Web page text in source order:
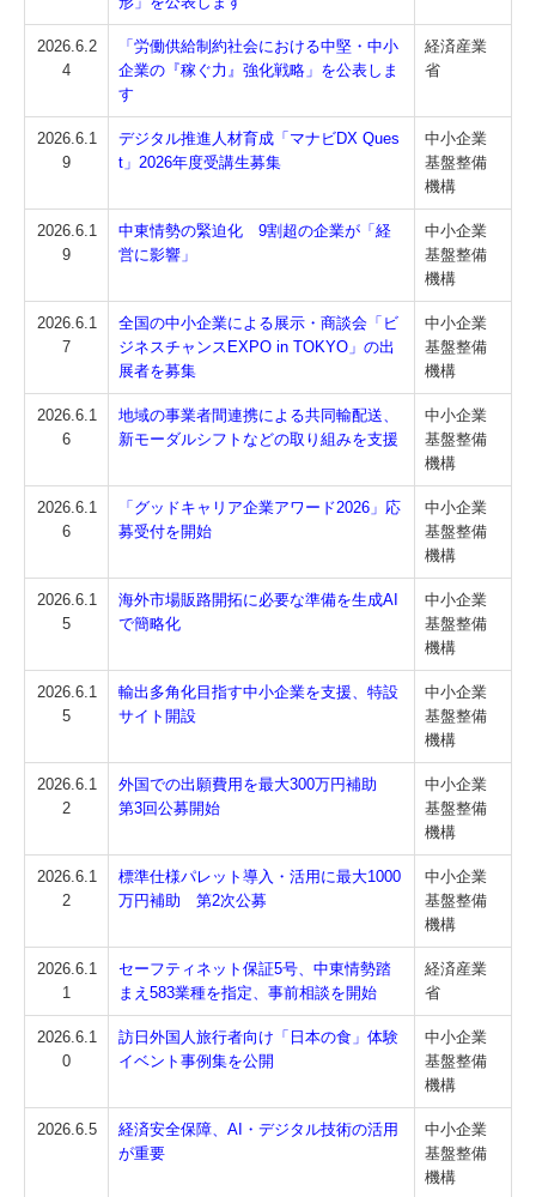
2026.6.2
4
「労働供給制約社会における中堅・中小
企業の『稼ぐ力』強化戦略」を公表しま
す
経済産業
省
2026.6.1
9
デジタル推進人材育成「マナビDX Ques
t」2026年度受講生募集
中小企業
基盤整備
機構
2026.6.1
9
中東情勢の緊迫化 9割超の企業が「経
営に影響」
中小企業
基盤整備
機構
2026.6.1
7
全国の中小企業による展示・商談会「ビ
ジネスチャンスEXPO in TOKYO」の出
展者を募集
中小企業
基盤整備
機構
2026.6.1
6
地域の事業者間連携による共同輸配送、
新モーダルシフトなどの取り組みを支援
中小企業
基盤整備
機構
2026.6.1
6
「グッドキャリア企業アワード2026」応
募受付を開始
中小企業
基盤整備
機構
2026.6.1
5
海外市場販路開拓に必要な準備を生成AI
で簡略化
中小企業
基盤整備
機構
2026.6.1
5
輸出多角化目指す中小企業を支援、特設
サイト開設
中小企業
基盤整備
機構
2026.6.1
2
外国での出願費用を最大300万円補助
第3回公募開始
中小企業
基盤整備
機構
2026.6.1
2
標準仕様パレット導入・活用に最大1000
万円補助 第2次公募
中小企業
基盤整備
機構
2026.6.1
1
セーフティネット保証5号、中東情勢踏
まえ583業種を指定、事前相談を開始
経済産業
省
2026.6.1
0
訪日外国人旅行者向け「日本の食」体験
イベント事例集を公開
中小企業
基盤整備
機構
2026.6.5
経済安全保障、AI・デジタル技術の活用
が重要
中小企業
基盤整備
機構